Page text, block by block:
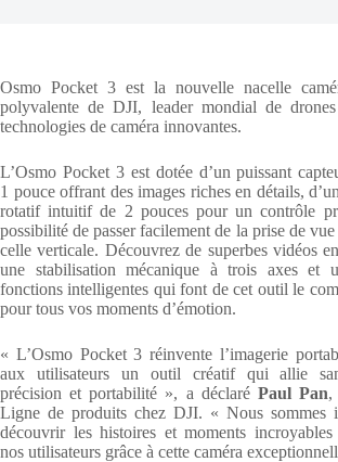
Osmo Pocket 3 est la nouvelle nacelle
polyvalente de DJI, leader mondial de
technologies de caméra innovantes.
L’Osmo Pocket 3 est dotée d’un puissant
1 pouce offrant des images riches en détails,
rotatif intuitif de 2 pouces pour un contrôle
possibilité de passer facilement de la prise de
celle verticale. Découvrez de superbes vidéos
une stabilisation mécanique à trois axes et
fonctions intelligentes qui font de cet outil le
pour tous vos moments d’émotion.
« L’Osmo Pocket 3 réinvente l’imagerie
aux utilisateurs un outil créatif qui allie
précision et portabilité », a déclaré Paul Pan,
Ligne de produits chez DJI. « Nous sommes
découvrir les histoires et moments incroyables
nos utilisateurs grâce à cette caméra